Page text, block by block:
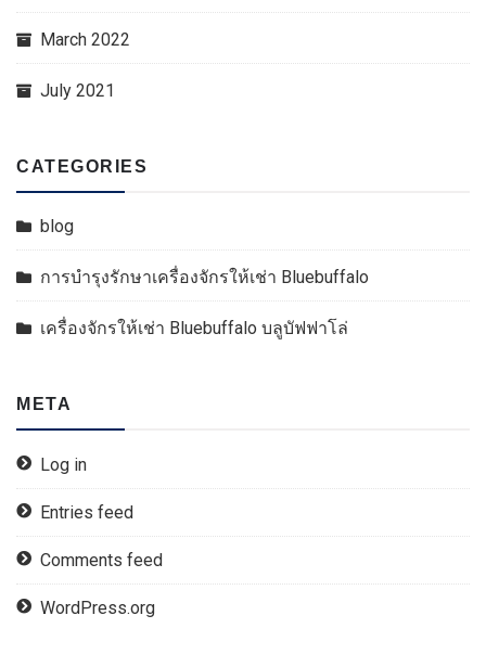
March 2022
July 2021
CATEGORIES
blog
การบำรุงรักษาเครื่องจักรให้เช่า Bluebuffalo
เครื่องจักรให้เช่า Bluebuffalo บลูบัฟฟาโล่
META
Log in
Entries feed
Comments feed
WordPress.org